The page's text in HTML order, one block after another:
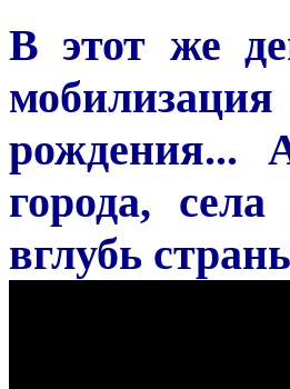
В этот же
города,
вглубь